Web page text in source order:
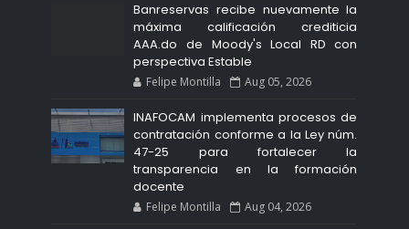
Banreservas recibe nuevamente la
máxima calificación crediticia
AAA.do de Moody's Local RD con
perspectiva Estable
Felipe Montilla Aug 05, 2026
INAFOCAM implementa procesos de
contratación conforme a la Ley núm.
47-25 para fortalecer la
transparencia en la formación
docente
Felipe Montilla Aug 04, 2026